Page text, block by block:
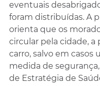
eventuais
foram distribuídas. A
orienta que os
circular pela cidade, a
carro, salvo em casos
medida de
de Estratégia de